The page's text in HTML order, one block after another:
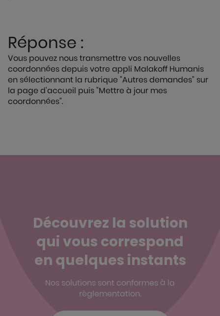
Réponse :
Vous pouvez nous transmettre vos nouvelles
coordonnées depuis votre appli Malakoff Humanis
en sélectionnant la rubrique "Autres demandes" sur
la page d'accueil puis "Mettre à jour mes
coordonnées".
Découvrez la solution
qui vous correspond
en quelques instants
Nos solutions sont conformes à la
règlementation.